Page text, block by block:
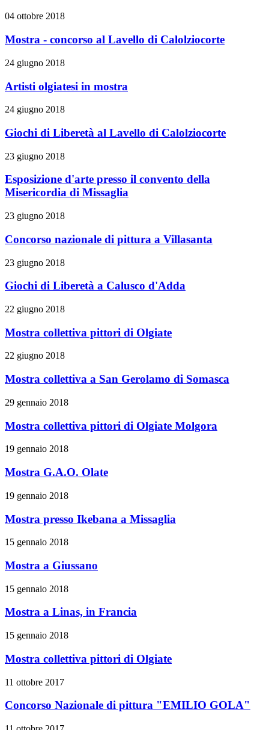
04 ottobre 2018
Mostra - concorso al Lavello di Calolziocorte
24 giugno 2018
Artisti olgiatesi in mostra
24 giugno 2018
Giochi di Liberetà al Lavello di Calolziocorte
23 giugno 2018
Esposizione d'arte presso il convento della
Misericordia di Missaglia
23 giugno 2018
Concorso nazionale di pittura a Villasanta
23 giugno 2018
Giochi di Liberetà a Calusco d'Adda
22 giugno 2018
Mostra collettiva pittori di Olgiate
22 giugno 2018
Mostra collettiva a San Gerolamo di Somasca
29 gennaio 2018
Mostra collettiva pittori di Olgiate Molgora
19 gennaio 2018
Mostra G.A.O. Olate
19 gennaio 2018
Mostra presso Ikebana a Missaglia
15 gennaio 2018
Mostra a Giussano
15 gennaio 2018
Mostra a Linas, in Francia
15 gennaio 2018
Mostra collettiva pittori di Olgiate
11 ottobre 2017
Concorso Nazionale di pittura "EMILIO GOLA"